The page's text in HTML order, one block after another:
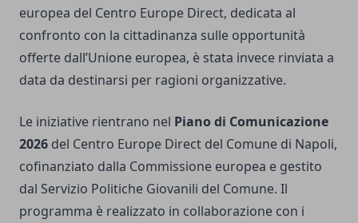
europea del Centro Europe Direct, dedicata al
confronto con la cittadinanza sulle opportunità
offerte dall’Unione europea, è stata invece rinviata a
data da destinarsi per ragioni organizzative.
Le iniziative rientrano nel Piano di Comunicazione
2026 del Centro Europe Direct del Comune di Napoli,
cofinanziato dalla Commissione europea e gestito
dal Servizio Politiche Giovanili del Comune. Il
programma è realizzato in collaborazione con i